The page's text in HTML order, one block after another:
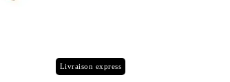
Livraison express Preis